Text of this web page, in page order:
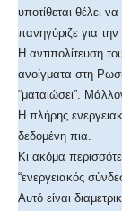
υποτίθεται θέλει
πανηγύριζε για
Η αντιπολίτευση
ανοίγματα στη
“ματαιώσει”.
Η πλήρης
δεδομένη πια.
Κι ακόμα
“ενεργειακός
Αυτό είναι